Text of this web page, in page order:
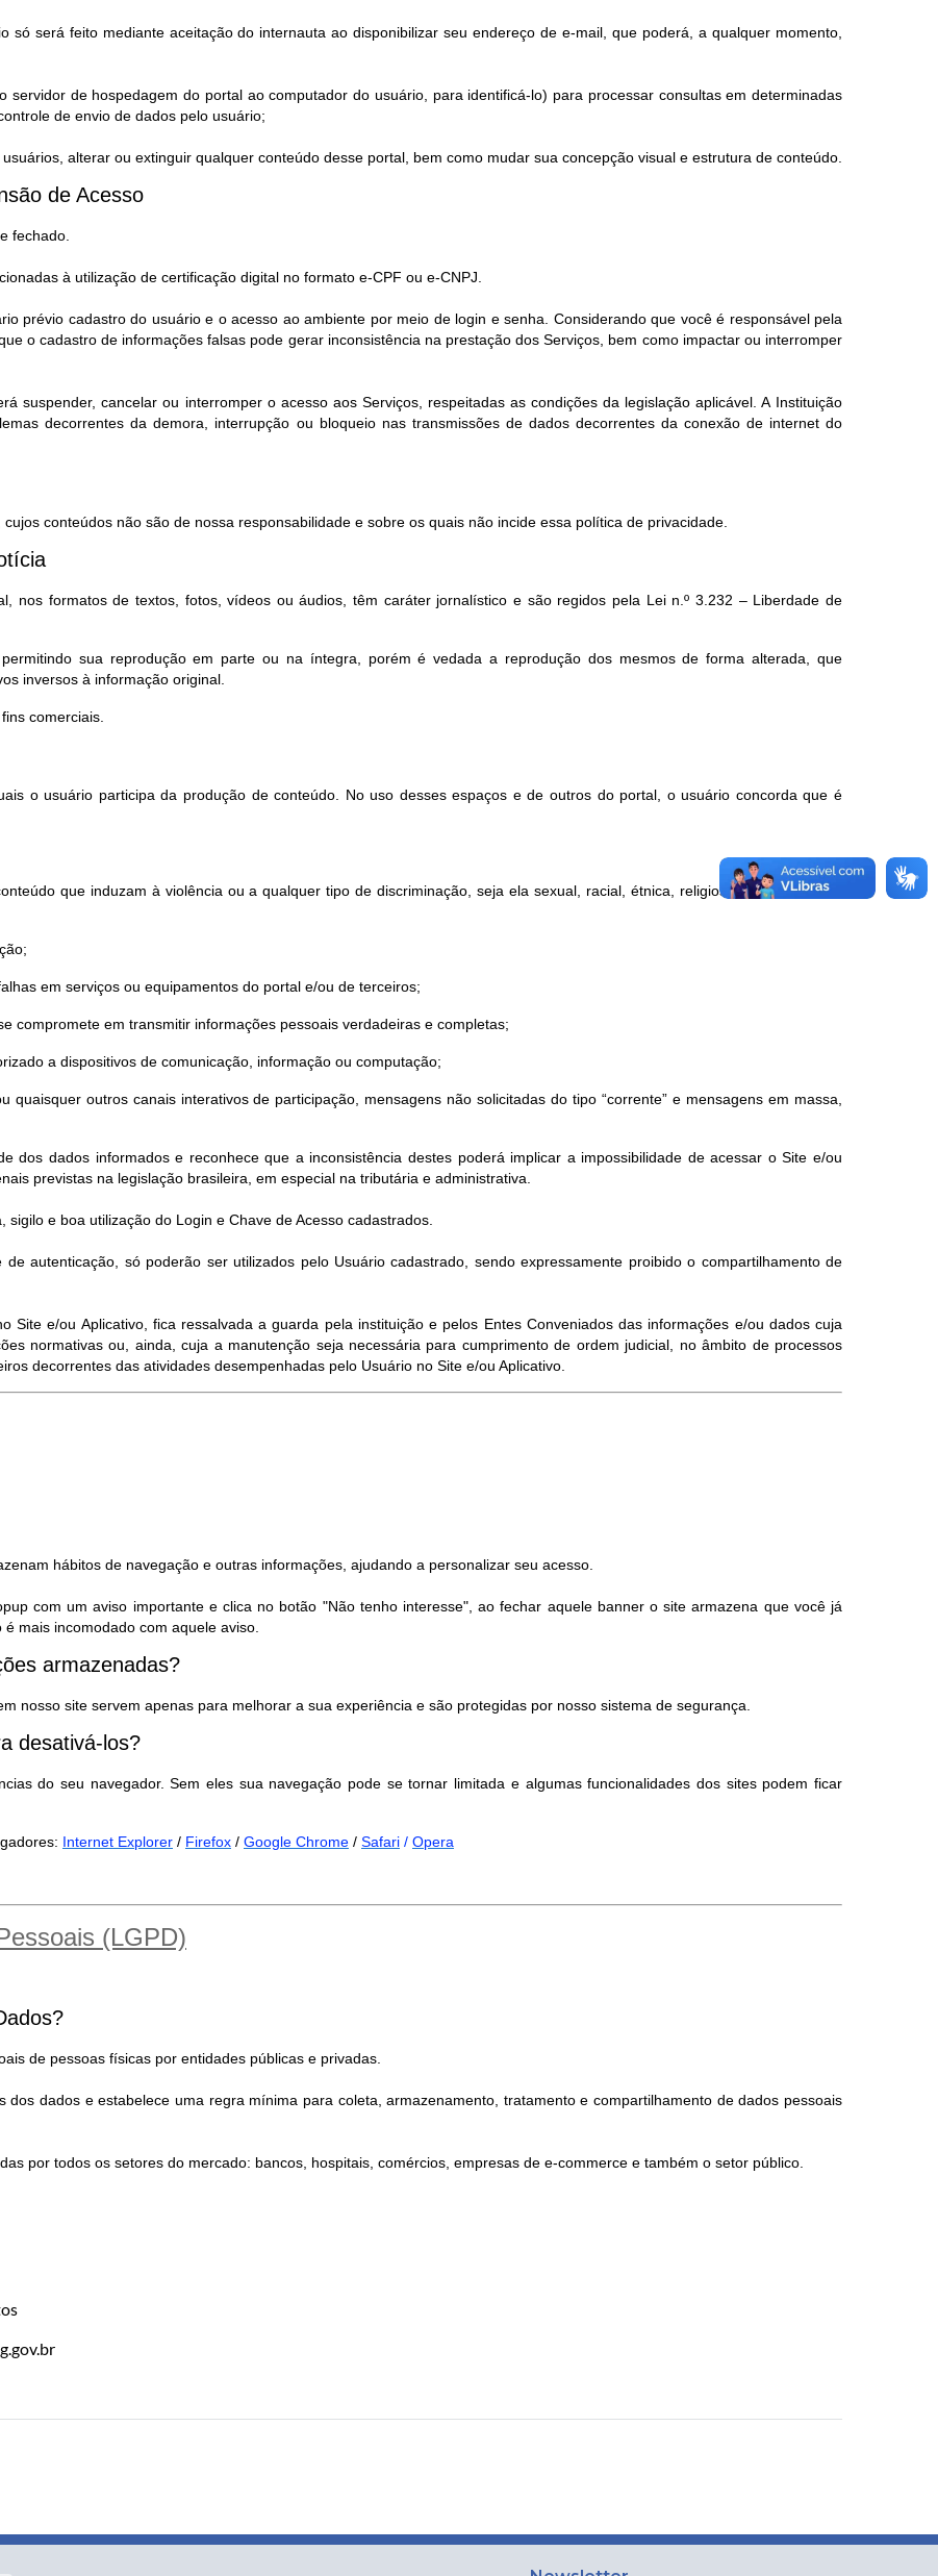
só será feito mediante aceitação do internauta ao disponibilizar seu endereço de e-mail, que poderá, a qualquer momento,
servidor de hospedagem do portal ao computador do usuário, para identificá-lo) para processar consultas em determinadas
de envio de dados pelo usuário;
alterar ou extinguir qualquer conteúdo desse portal, bem como mudar sua concepção visual e estrutura de conteúdo.
de Acesso​
fechado.
à utilização de certificação digital no formato e-CPF ou e-CNPJ.
prévio cadastro do usuário e o acesso ao ambiente por meio de login e senha. Considerando que você é responsável pela
o cadastro de informações falsas pode gerar inconsistência na prestação dos Serviços, bem como impactar ou interromper
suspender, cancelar ou interromper o acesso aos Serviços, respeitadas as condições da legislação aplicável. A Instituição
decorrentes da demora, interrupção ou bloqueio nas transmissões de dados decorrentes da conexão de internet do
conteúdos não são de nossa responsabilidade e sobre os quais não incide essa política de privacidade.
nos formatos de textos, fotos, vídeos ou áudios, têm caráter jornalístico e são regidos pela Lei n.º 3.232 – Liberdade de
sua reprodução em parte ou na íntegra, porém é vedada a reprodução dos mesmos de forma alterada, que
inversos à informação original.
comerciais.
o usuário participa da produção de conteúdo. No uso desses espaços e de outros do portal, o usuário concorda que é
que induzam à violência ou a qualquer tipo de discriminação, seja ela sexual, racial, étnica, religiosa, política, etária,
em serviços ou equipamentos do portal e/ou de terceiros;
compromete em transmitir informações pessoais verdadeiras e completas;
a dispositivos de comunicação, informação ou computação;
quaisquer outros canais interativos de participação, mensagens não solicitadas do tipo “corrente” e mensagens em massa,
dos dados informados e reconhece que a inconsistência destes poderá implicar a impossibilidade de acessar o Site e/ou
previstas na legislação brasileira, em especial na tributária e administrativa.
e boa utilização do Login e Chave de Acesso cadastrados.
autenticação, só poderão ser utilizados pelo Usuário cadastrado, sendo expressamente proibido o compartilhamento de
Site e/ou Aplicativo, fica ressalvada a guarda pela instituição e pelos Entes Conveniados das informações e/ou dados cuja
normativas ou, ainda, cuja a manutenção seja necessária para cumprimento de ordem judicial, no âmbito de processos
decorrentes das atividades desempenhadas pelo Usuário no Site e/ou Aplicativo.
hábitos de navegação e outras informações, ajudando a personalizar seu acesso.
com um aviso importante e clica no botão "Não tenho interesse", ao fechar aquele banner o site armazena que você já
mais incomodado com aquele aviso.
armazenadas?
nosso site servem apenas para melhorar a sua experiência e são protegidas por nosso sistema de segurança.
desativá-los?
do seu navegador. Sem eles sua navegação pode se tornar limitada e algumas funcionalidades dos sites podem ficar
Internet Explorer / Firefox / Google Chrome / Safari / Opera
(LGPD)
de pessoas físicas por entidades públicas e privadas.
dados e estabelece uma regra mínima para coleta, armazenamento, tratamento e compartilhamento de dados pessoais
por todos os setores do mercado: bancos, hospitais, comércios, empresas de e-commerce e também o setor público.